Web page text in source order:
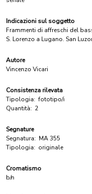
Indicazioni sul soggetto
Frammenti di affreschi del
S. Lorenzo a Lugano. San
Autore
Vincenzo Vicari
Consistenza rilevata
Tipologia: fototipo/i
Quantità: 2
Segnature
Segnatura: MA 355
Tipologia: originale
Cromatismo
b/n